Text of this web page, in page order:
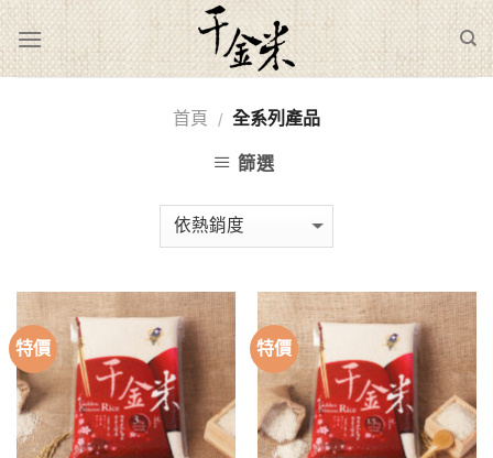
Skip
to
content
首頁 / 全系列產品
篩選
特價 特價